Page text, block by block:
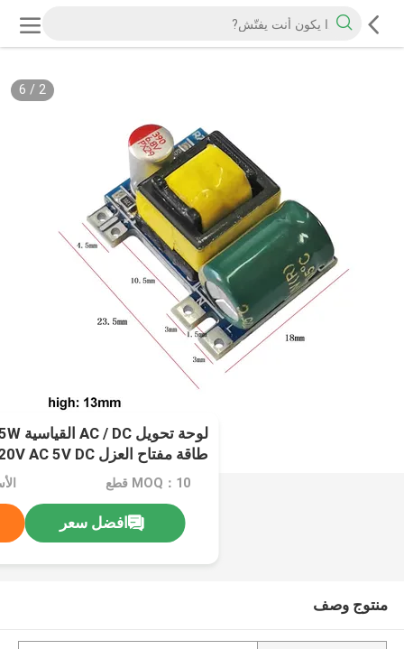
3
/
6
طاقة مفتاح العزل 220V AC 5V DC
MOQ：10 قطع
افضل سعر
منتوج وصف